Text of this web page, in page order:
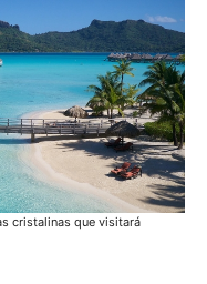
cristalinas que visitará